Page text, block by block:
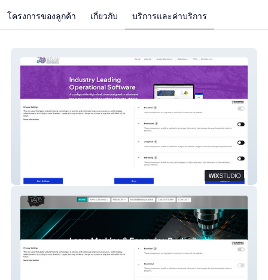
โครงการของลูกค้า เกี่ยวกับ บริการและค่าบริการ
SMS Technology